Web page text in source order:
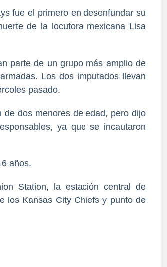
fue el primero en desenfundar su
de la locutora mexicana Lisa
parte de un grupo más amplio de
Los dos imputados llevan
pasado.
de dos menores de edad, pero dijo
ya que se incautaron
años.
Station, la estación central de
los Kansas City Chiefs y punto de